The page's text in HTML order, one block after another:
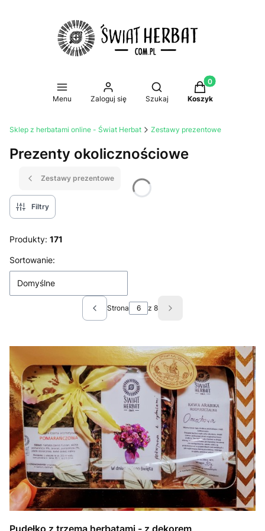
Menu Zaloguj się
Otwórz wyszukiwarkę
Szukaj
Produkty w
Koszyk
Sklep z herbatami online - Świat Herbat Zestawy prezentowe
Prezenty okolicznościowe
Zestawy prezentowe
Filtry
Produkty: 171
Lista produktów
Sortowanie:
Domyślne
Poprzednie produkty
Strona z 8 Następne produkty
Pudełko z trzema herbatami - z dekorem